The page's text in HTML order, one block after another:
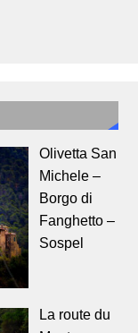
Olivetta San
Michele –
Borgo di
Fanghetto –
Sospel
La route du